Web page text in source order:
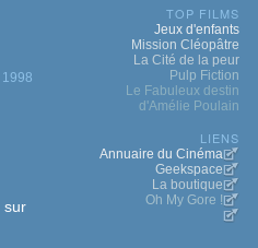
1998
sur
TOP FILMS
Jeux d'enfants
Mission Cléopâtre
La Cité de la peur
Pulp Fiction
Le Fabuleux destin
d'Amélie Poulain
LIENS
Annuaire du Cinéma
Geekspace
La boutique
Oh My Gore !